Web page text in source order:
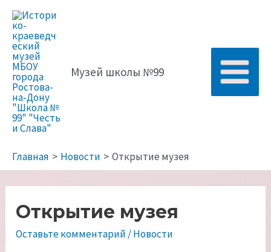
Перейти
содержимому
Музей школы №99
Main
Главная Новости Открытие музея
Открытие музея
Оставьте комментарий /Новости